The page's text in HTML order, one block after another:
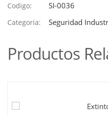
Codigo: SI-0036
Categoria: Seguridad
Productos